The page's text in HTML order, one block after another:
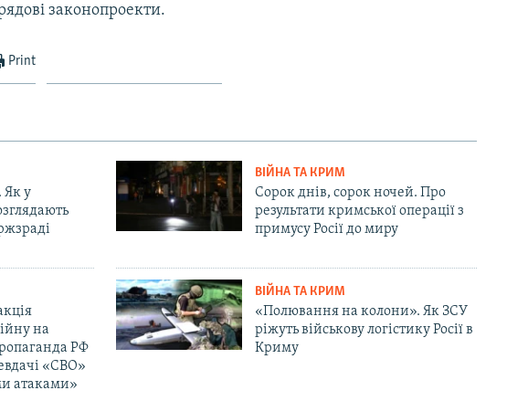
законопроекти.
Print
Як у
ВІЙНА ТА КРИМ
Сорок днів, сорок ночей. Про
результати кримської операції з
примусу Росії до миру
на
РФ
«СВО»
атаками»
ВІЙНА ТА КРИМ
«Полювання на колони». Як ЗСУ
ріжуть військову логістику Росії в
Криму